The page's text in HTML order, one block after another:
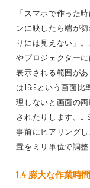
「スマホで作った
ンに映したら端が
りには見えない」
やプロジェクター
表示される範囲が
は16:9という画面
理しないと画面の
されたりします。J
事前にヒアリング
置をミリ単位で調整
1.4 膨大な作業時